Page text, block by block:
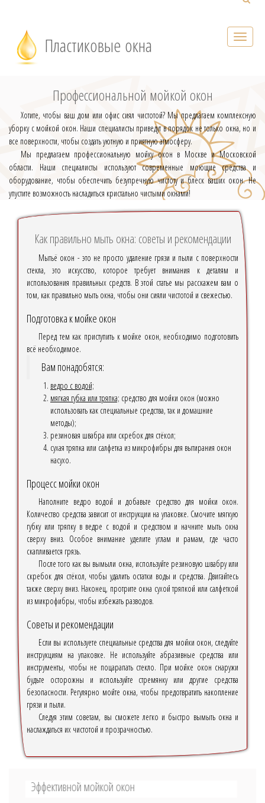
Пластиковые окна
Профессиональной мойкой окон
Хотите, чтобы ваш дом или офис сиял чистотой? Мы предлагаем комплексную
уборку с мойкой окон. Наши специалисты приведут в порядок не только окна, но и
все поверхности, чтобы создать уютную и приятную атмосферу.
Мы предлагаем профессиональную мойку окон в Москве и Московской
области. Наши специалисты используют современные моющие средства и
оборудование, чтобы обеспечить безупречную чистоту и блеск ваших окон. Не
упустите возможность насладиться кристально чистыми окнами!
Как правильно мыть окна: советы и рекомендации
Мытьё окон - это не просто удаление грязи и пыли с поверхности
стекла, это искусство, которое требует внимания к деталям и
использования правильных средств. В этой статье мы расскажем вам о
том, как правильно мыть окна, чтобы они сияли чистотой и свежестью.
Подготовка к мойке окон
Перед тем как приступить к мойке окон, необходимо подготовить
всё необходимое.
Вам понадобятся:
ведро с водой;
мягкая губка или тряпка; средство для мойки окон (можно
использовать как специальные средства, так и домашние
методы);
резиновая швабра или скребок для стёкол;
сухая тряпка или салфетка из микрофибры для вытирания окон
насухо.
Процесс мойки окон
Наполните ведро водой и добавьте средство для мойки окон.
Количество средства зависит от инструкции на упаковке. Смочите мягкую
губку или тряпку в ведре с водой и средством и начните мыть окна
сверху вниз. Особое внимание уделите углам и рамам, где часто
скапливается грязь.
После того как вы вымыли окна, используйте резиновую швабру или
скребок для стёкол, чтобы удалить остатки воды и средства. Двигайтесь
также сверху вниз. Наконец, протрите окна сухой тряпкой или салфеткой
из микрофибры, чтобы избежать разводов.
Советы и рекомендации
Если вы используете специальные средства для мойки окон, следуйте
инструкциям на упаковке. Не используйте абразивные средства или
инструменты, чтобы не поцарапать стекло. При мойке окон снаружи
будьте осторожны и используйте стремянку или другие средства
безопасности. Регулярно мойте окна, чтобы предотвратить накопление
грязи и пыли.
Следуя этим советам, вы сможете легко и быстро вымыть окна и
наслаждаться их чистотой и прозрачностью.
Эффективной мойкой окон